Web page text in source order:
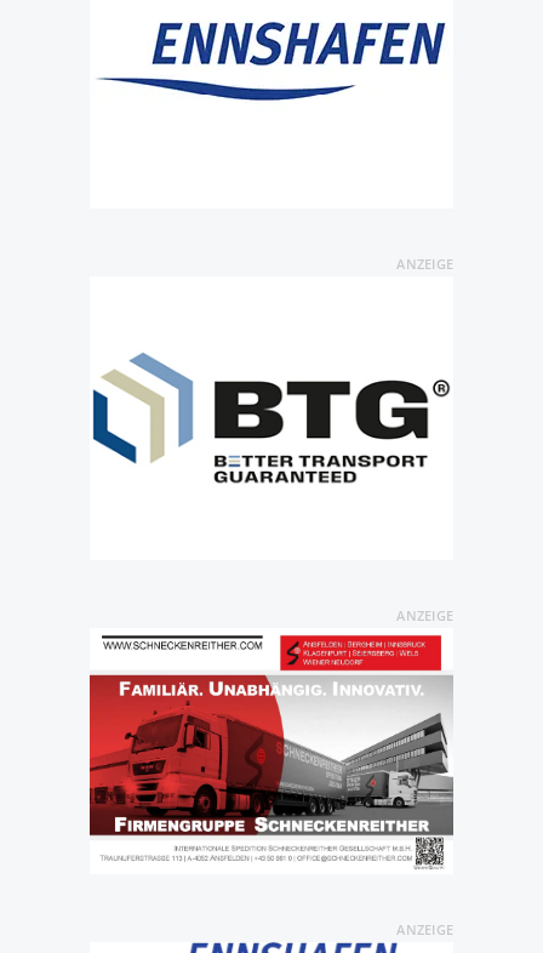
ANZEIGE
ANZEIGE
ANZEIGE